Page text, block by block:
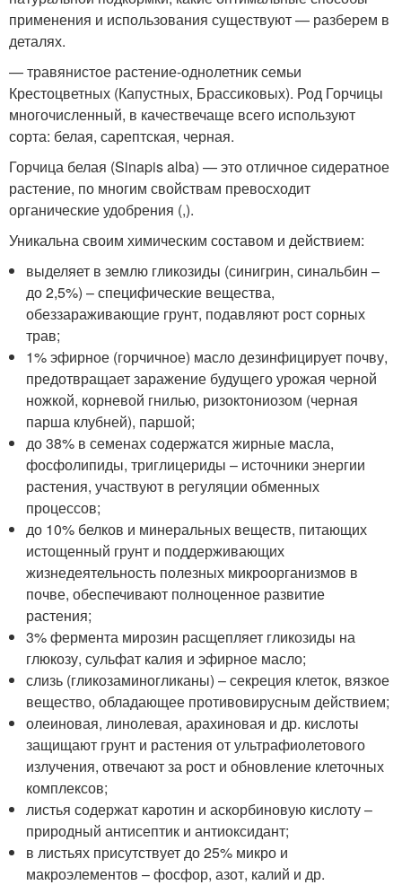
применения и использования существуют — разберем в
деталях.
— травянистое растение-однолетник семьи
Крестоцветных (Капустных, Брассиковых). Род Горчицы
многочисленный, в качествечаще всего используют
сорта: белая, сарептская, черная.
Горчица белая (Sinapis alba) — это отличное сидератное
растение, по многим свойствам превосходит
органические удобрения (,).
Уникальна своим химическим составом и действием:
выделяет в землю гликозиды (синигрин, синальбин –
до 2,5%) – специфические вещества,
обеззараживающие грунт, подавляют рост сорных
трав;
1% эфирное (горчичное) масло дезинфицирует почву,
предотвращает заражение будущего урожая черной
ножкой, корневой гнилью, ризоктониозом (черная
парша клубней), паршой;
до 38% в семенах содержатся жирные масла,
фосфолипиды, триглицериды – источники энергии
растения, участвуют в регуляции обменных
процессов;
до 10% белков и минеральных веществ, питающих
истощенный грунт и поддерживающих
жизнедеятельность полезных микроорганизмов в
почве, обеспечивают полноценное развитие
растения;
3% фермента мирозин расщепляет гликозиды на
глюкозу, сульфат калия и эфирное масло;
слизь (гликозаминогликаны) – секреция клеток, вязкое
вещество, обладающее противовирусным действием;
олеиновая, линолевая, арахиновая и др. кислоты
защищают грунт и растения от ультрафиолетового
излучения, отвечают за рост и обновление клеточных
комплексов;
листья содержат каротин и аскорбиновую кислоту –
природный антисептик и антиоксидант;
в листьях присутствует до 25% микро и
макроэлементов – фосфор, азот, калий и др.